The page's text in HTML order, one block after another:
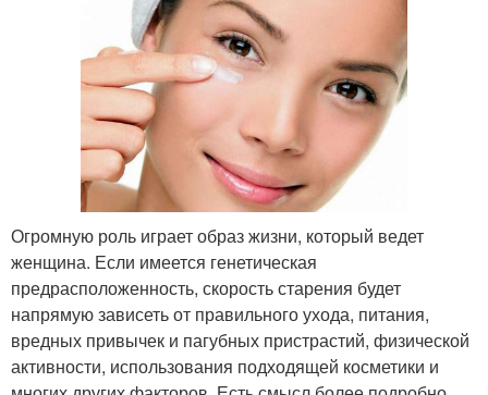
Огромную роль играет образ жизни, который ведет
женщина. Если имеется генетическая
предрасположенность, скорость старения будет
напрямую зависеть от правильного ухода, питания,
вредных привычек и пагубных пристрастий, физической
активности, использования подходящей косметики и